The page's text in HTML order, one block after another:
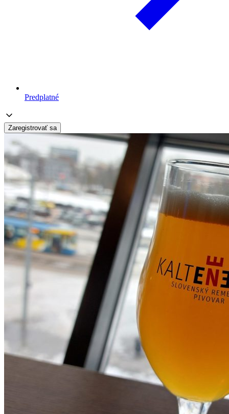
Predplatné
Zaregistrovať sa